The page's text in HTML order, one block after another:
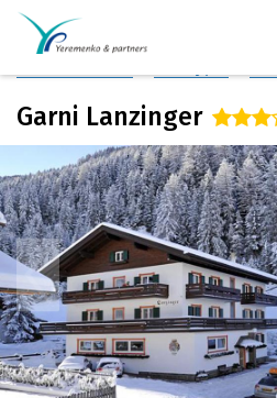
Италия
Garni Lanzinger